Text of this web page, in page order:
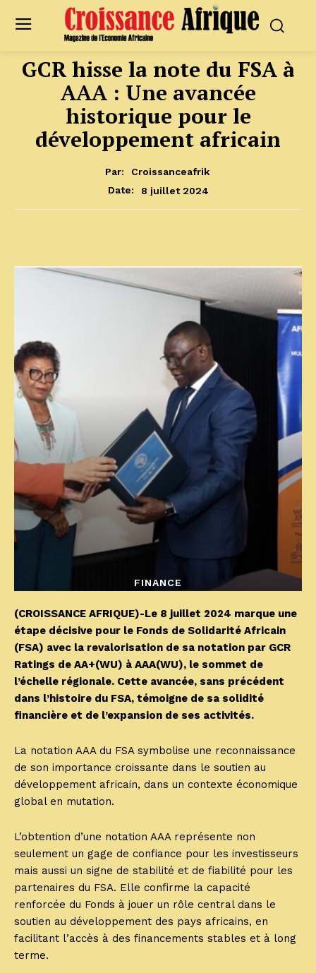
GCR hisse la note du FSA à
AAA : Une avancée
historique pour le
développement africain
Par:
Croissanceafrik
Date:
8 juillet 2024
FINANCE
(CROISSANCE AFRIQUE)-Le 8 juillet 2024 marque une
étape décisive pour le Fonds de Solidarité Africain
(FSA) avec la revalorisation de sa notation par GCR
Ratings de AA+(WU) à AAA(WU), le sommet de
l’échelle régionale. Cette avancée, sans précédent
dans l’histoire du FSA, témoigne de sa solidité
financière et de l’expansion de ses activités.
La notation AAA du FSA symbolise une reconnaissance
de son importance croissante dans le soutien au
développement africain, dans un contexte économique
global en mutation.
L’obtention d’une notation AAA représente non
seulement un gage de confiance pour les investisseurs
mais aussi un signe de stabilité et de fiabilité pour les
partenaires du FSA. Elle confirme la capacité
renforcée du Fonds à jouer un rôle central dans le
soutien au développement des pays africains, en
facilitant l’accès à des financements stables et à long
terme.